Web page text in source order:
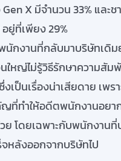
X มีจำนวน 33% และช
ยู่ที่เพียง 29%
นักงานที่กลับมาบริษัทเดิม
ใหญ่ไม่รู้วิธีรักษาความสั
เป็นเรื่องน่าเสียดาย เพร
ที่ทำให้อดีตพนักงานอยา
ย โดยเฉพาะกับพนักงานที่
จหลังออกจากบริษัทไป